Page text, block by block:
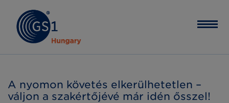
A nyomon követés elkerülhetetlen –
váljon a szakértőjévé már idén ősszel!